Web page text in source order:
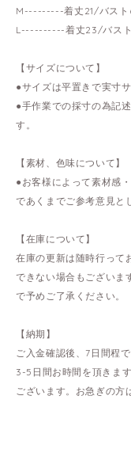
M---------着丈21/バスト
L----------着丈23/バス
【サイズについて】
●サイズは平置きで実寸
●手作業での採寸の為記
す。
【素材、色味について】
●お客様によって素材感
であくまでご参考意見と
【在庫について】
在庫の更新は随時行って
できない場合もございま
で予めご了承ください。
【納期】
ご入金確認後、7日間程
3-5日間お時間を頂きま
ございます。お急ぎの方